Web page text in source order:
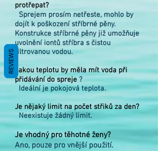
protřepat?
Sprejem prosím netřeste, mohlo by
dojít k poškození stříbrné pěny.
Konstrukce stříbrné pěny již umožňuje
uvolnění iontů stříbra s čistou
filtrovanou vodou.
Jakou teplotu by měla mít voda při
přidávání do spreje ?
Ideální je pokojová teplota.
Je nějaký limit na počet střiků za den?
Neexistuje žádný limit.
Je vhodný pro těhotné ženy?
Ano, pouze pro vnější použití.
REVIEWS